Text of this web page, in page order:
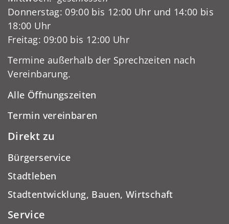
Donnerstag: 09:00 bis 12:00 Uhr und 14:00 bis
18:00 Uhr
Freitag: 09:00 bis 12:00 Uhr
Termine außerhalb der Sprechzeiten nach
Vereinbarung.
Alle Öffnungszeiten
Termin vereinbaren
Direkt zu
Bürgerservice
Stadtleben
Stadtentwicklung, Bauen, Wirtschaft
Service